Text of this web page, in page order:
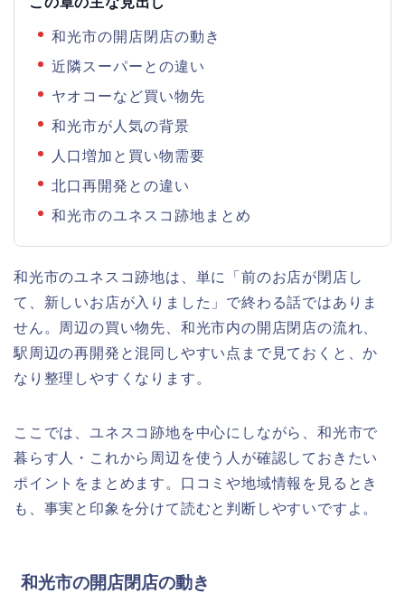
和光市の開店閉店の動き
近隣スーパーとの違い
ヤオコーなど買い物先
和光市が人気の背景
人口増加と買い物需要
北口再開発との違い
和光市のユネスコ跡地まとめ
和光市のユネスコ跡地は、単に「前のお店が閉店し
て、新しいお店が入りました」で終わる話ではありま
せん。周辺の買い物先、和光市内の開店閉店の流れ、
駅周辺の再開発と混同しやすい点まで見ておくと、か
なり整理しやすくなります。
ここでは、ユネスコ跡地を中心にしながら、和光市で
暮らす人・これから周辺を使う人が確認しておきたい
ポイントをまとめます。口コミや地域情報を見るとき
も、事実と印象を分けて読むと判断しやすいですよ。
和光市の開店閉店の動き